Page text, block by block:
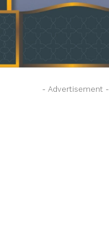
- Advertisement -